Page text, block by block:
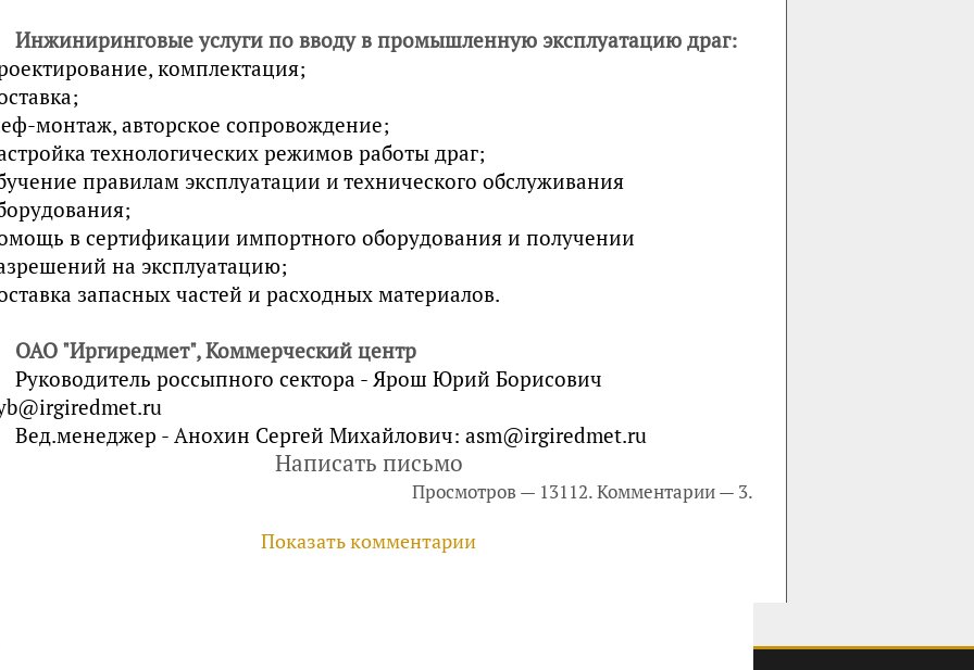
Инжиниринговые услуги по вводу в промышленную эксплуатацию драг:
комплектация;
монтаж, авторское сопровождение;
технологических режимов работы драг;
правилам эксплуатации и технического обслуживания
в сертификации импортного оборудования и получении
на эксплуатацию;
запасных частей и расходных материалов.
ОАО "Иргиредмет", Коммерческий центр
Руководитель россыпного сектора - Ярош Юрий Борисович
Вед.менеджер - Анохин Сергей Михайлович: asm@irgiredmet.ru
Написать письмо
Просмотров — 13112. Комментарии — 3.
Показать комментарии